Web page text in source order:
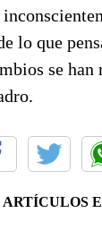
lo que
se
ARTÍCULOS